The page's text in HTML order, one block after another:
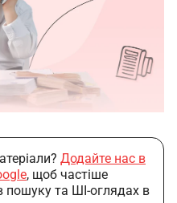
Додайте нас в
, щоб частіше
пошуку та ШІ-оглядах в